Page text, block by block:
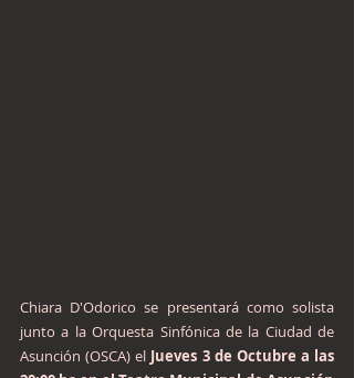
Chiara D'Odorico se presentará como solista
junto a la Orquesta Sinfónica de la Ciudad de
Asunción (OSCA) el Jueves 3 de Octubre a las